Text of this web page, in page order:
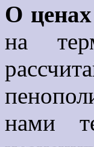
О
на
нами